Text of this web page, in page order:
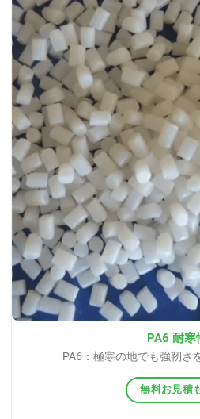
PA6 耐寒
PA6：極寒の地でも強靭さ
無料お見積